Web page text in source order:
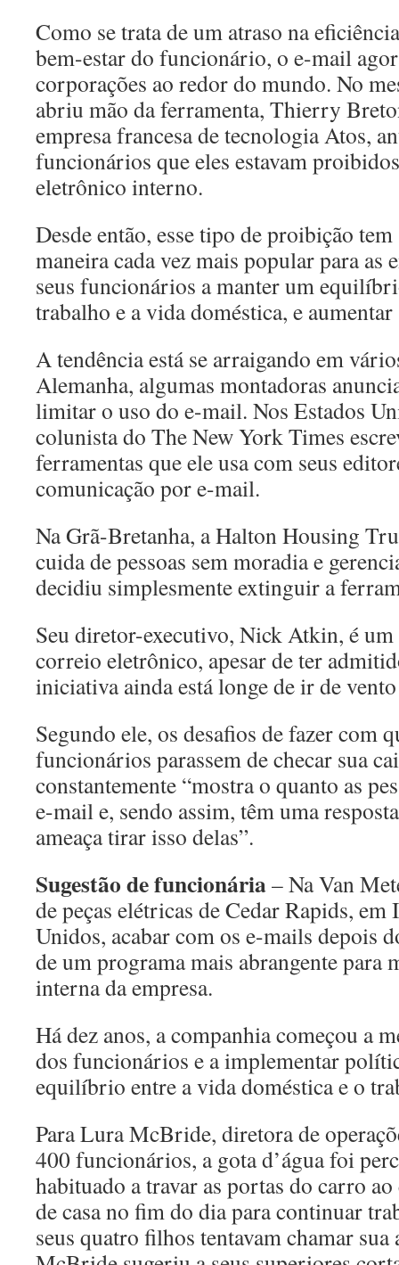
Como se trata de um atraso na
bem-estar do funcionário, o e-mail
corporações ao redor do mundo. No
abriu mão da ferramenta, Thierry
empresa francesa de tecnologia Atos,
funcionários que eles estavam
eletrônico interno.
Desde então, esse tipo de proibição
maneira cada vez mais popular para as
seus funcionários a manter um
trabalho e a vida doméstica, e
A tendência está se arraigando em
Alemanha, algumas montadoras
limitar o uso do e-mail. Nos Estados
colunista do The New York Times
ferramentas que ele usa com seus
comunicação por e-mail.
Na Grã-Bretanha, a Halton Housing
cuida de pessoas sem moradia e
decidiu simplesmente extinguir a
Seu diretor-executivo, Nick Atkin, é
correio eletrônico, apesar de ter
iniciativa ainda está longe de ir de
Segundo ele, os desafios de fazer com
funcionários parassem de checar sua
constantemente “mostra o quanto as
e-mail e, sendo assim, têm uma
ameaça tirar isso delas”.
Sugestão de funcionária– Na Van
de peças elétricas de Cedar Rapids, em
Unidos, acabar com os e-mails depois
de um programa mais abrangente para
interna da empresa.
Há dez anos, a companhia começou a
dos funcionários e a implementar
equilíbrio entre a vida doméstica e o
Para Lura McBride, diretora de
400 funcionários, a gota d’água foi
habituado a travar as portas do carro
de casa no fim do dia para continuar
seus quatro filhos tentavam chamar sua